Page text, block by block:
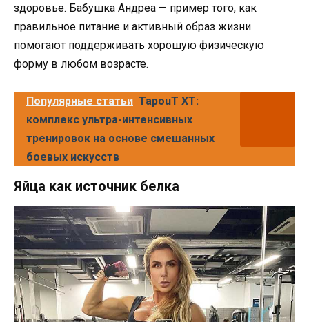
здоровье. Бабушка Андреа — пример того, как
правильное питание и активный образ жизни
помогают поддерживать хорошую физическую
форму в любом возрасте.
Популярные статьи TapouT XT:
комплекс ультра-интенсивных
тренировок на основе смешанных
боевых искусств
Яйца как источник белка